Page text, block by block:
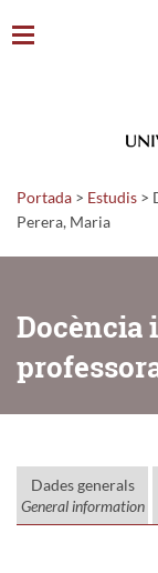
Portada > Estudis >
Perera, Maria
Docència
Dades generals
General information